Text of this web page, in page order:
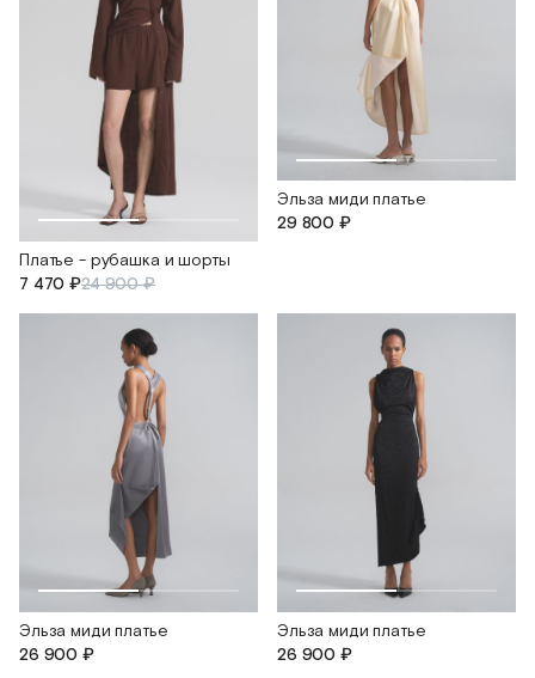
Платье - рубашка и шорты
7 470 ₽24 900 ₽
Эльза миди платье
29 800 ₽
Эльза миди платье
26 900 ₽
Эльза миди платье
26 900 ₽